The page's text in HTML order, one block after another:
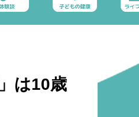
は10歳